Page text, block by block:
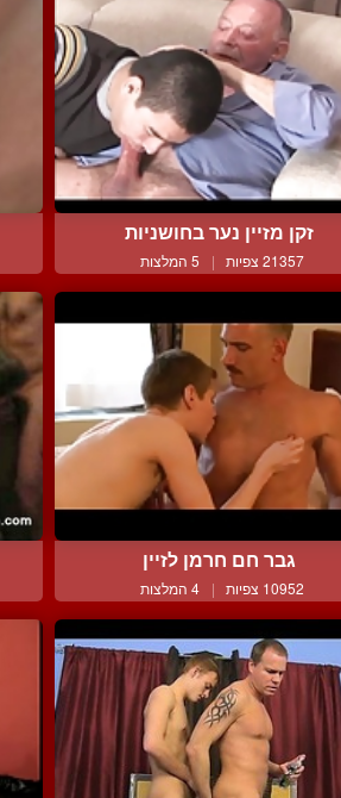
זקן מזיין נער בחושניות
21357 צפיות | 5 המלצות
גבר חם חרמן לזיין
10952 צפיות | 4 המלצות